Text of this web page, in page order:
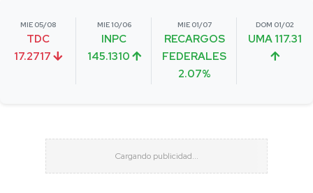
MIE 05/08
TDC
17.2717
MIE 10/06
INPC
145.1310
MIE 01/07
RECARGOS
FEDERALES
2.07%
DOM 01/02
UMA 117.31